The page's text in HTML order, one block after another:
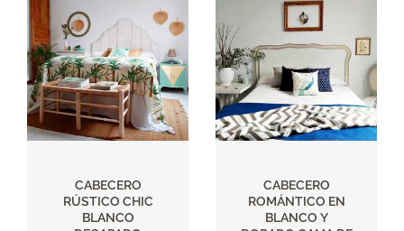
CABECERO
RÚSTICO CHIC
BLANCO
CABECERO
ROMÁNTICO EN
BLANCO Y